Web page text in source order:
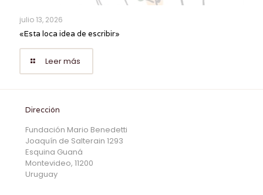
julio 13, 2026
«Esta loca idea de escribir»
Leer más
Dirección
Fundación Mario Benedetti
Joaquín de Salterain 1293
Esquina Guaná
Montevideo, 11200
Uruguay